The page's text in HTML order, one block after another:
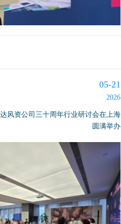
05-21
2026
风资公司三十周年行业研讨会在上海
圆满举办